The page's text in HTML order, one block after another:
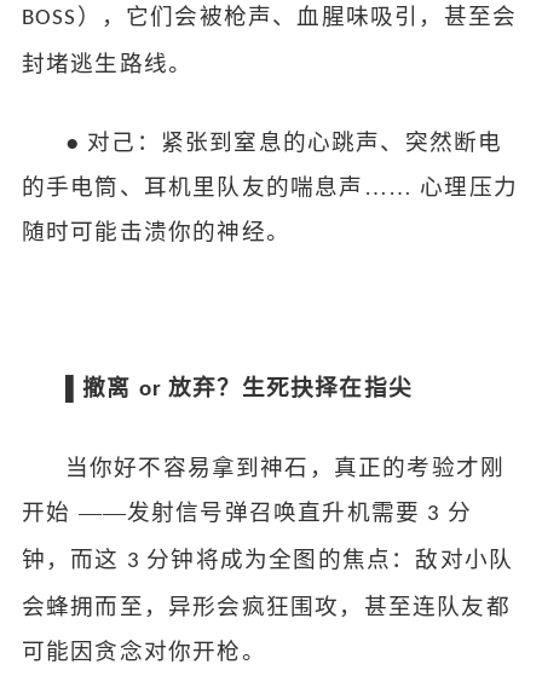
BOSS ），它们会被枪声、血腥味吸引，甚至会
封堵逃生路线。
● 对己：紧张到窒息的心跳声、突然断电
的手电筒、耳机里队友的喘息声 …… 心理压力
随时可能击溃你的神经。
▌撤离 or放弃？生死抉择在指尖
当你好不容易拿到神石，真正的考验才刚
开始 ——发射信号弹召唤直升机需要 3 分
钟，而这 3 分钟将成为全图的焦点：敌对小队
会蜂拥而至，异形会疯狂围攻，甚至连队友都
可能因贪念对你开枪。